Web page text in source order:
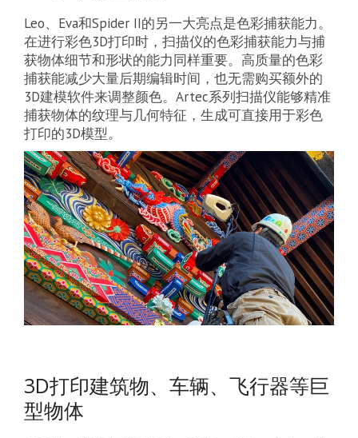
Leo、Eva和Spider II的另一大亮点是色彩捕获能力。
在进行彩色3D打印时，扫描仪的色彩捕获能力与捕
获物体细节和形状的能力同样重要。高质量的色彩
捕获能减少大量后期编辑时间，也无需购买额外的
3D建模软件来调整颜色。Artec系列扫描仪能够精准
捕获物体的纹理与几何特征，生成可直接用于彩色
打印的3D模型。
3D打印建筑物、车辆、飞行器等巨
型物体